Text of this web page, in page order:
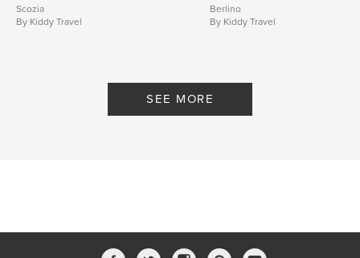
Scozia
By Kiddy Travel
Berlino
By Kiddy Travel
SEE MORE